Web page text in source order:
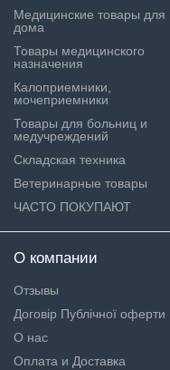
Медицинские товары для
дома
Товары медицинского
назначения
Калоприемники,
мочеприемники
Товары для больниц и
медучреждений
Складская техника
Ветеринарные товары
ЧАСТО ПОКУПАЮТ
О компании
Отзывы
Договір Публічної оферти
О нас
Оплата и Доставка